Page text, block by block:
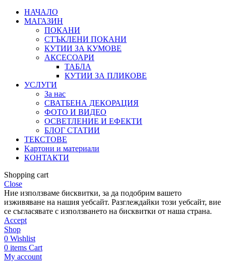
НАЧАЛО
МАГАЗИН
ПОКАНИ
СТЪКЛЕНИ ПОКАНИ
КУТИИ ЗА КУМОВЕ
АКСЕСОАРИ
ТАБЛА
КУТИИ ЗА ПЛИКОВЕ
УСЛУГИ
За нас
СВАТБЕНА ДЕКОРАЦИЯ
ФОТО И ВИДЕО
ОСВЕТЛЕНИЕ И ЕФЕКТИ
БЛОГ СТАТИИ
ТЕКСТОВЕ
Kартони и материали
КОНТАКТИ
Shopping cart
Close
Ние използваме бисквитки, за да подобрим вашето
изживяване на нашия уебсайт. Разглеждайки този уебсайт, вие
се съгласявате с използването на бисквитки от наша страна.
Accept
Shop
0 Wishlist
0 items Cart
My account